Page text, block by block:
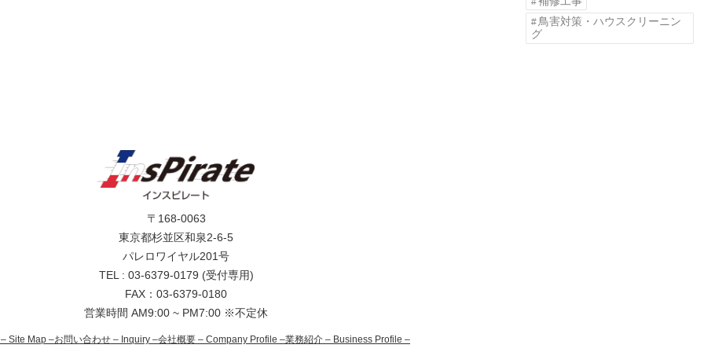
鳥害対策・ハウスクリーニン
グ
〒168-0063
東京都杉並区和泉2-6-5
パレロワイヤル201号
TEL : 03-6379-0179 (受付専用)
FAX：03-6379-0180
営業時間 AM9:00 ~ PM7:00 ※不定休
– Site Map –お問い合わせ – Inquiry –会社概要 – Company Profile –業務紹介 – Business Profile –